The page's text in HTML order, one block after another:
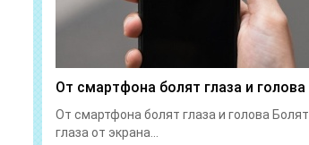
От смартфона болят глаза и голова
От смартфона болят глаза и голова Болят
глаза от экрана...